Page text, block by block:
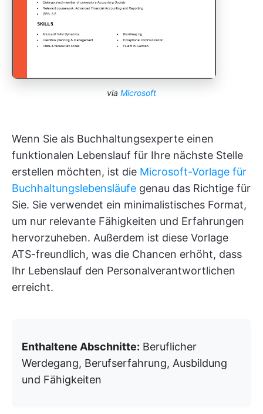
via Microsoft
Wenn Sie als Buchhaltungsexperte einen
funktionalen Lebenslauf für Ihre nächste Stelle
erstellen möchten, ist die Microsoft-Vorlage für
Buchhaltungslebensläufe genau das Richtige für
Sie. Sie verwendet ein minimalistisches Format,
um nur relevante Fähigkeiten und Erfahrungen
hervorzuheben. Außerdem ist diese Vorlage
ATS-freundlich, was die Chancen erhöht, dass
Ihr Lebenslauf den Personalverantwortlichen
erreicht.
Enthaltene Abschnitte: Beruflicher
Werdegang, Berufserfahrung, Ausbildung
und Fähigkeiten